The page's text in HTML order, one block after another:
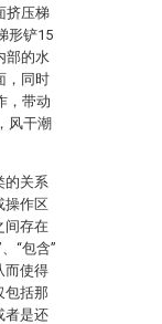
挤压梯
形铲15
部的水
，同时
，带动
风干潮
的关系
操作区
间存在
“包含”
而使得
包括那
者是还